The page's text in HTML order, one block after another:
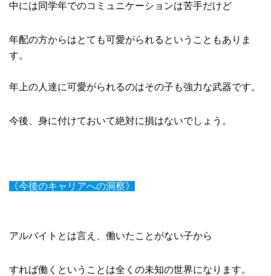
中には同学年でのコミュニケーションは苦手だけど
年配の方からはとても可愛がられるということもありま
す。
年上の人達に可愛がられるのはその子も強力な武器です。
今後、身に付けておいて絶対に損はないでしょう。
《今後のキャリアへの洞察》
アルバイトとは言え、働いたことがない子から
すれば働くということは全くの未知の世界になります。